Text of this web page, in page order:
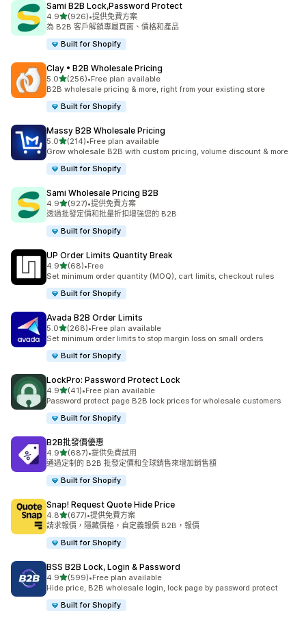
Sami B2B Lock,Password Protect
4.9滿分 5 顆星
(926)
共有 926 則評價
•提供免費方案
為 B2B 客戶解鎖專屬頁面、價格和產品
Built for Shopify
Clay • B2B Wholesale Pricing
5.0滿分 5 顆星
(256)
共有 256 則評價
•Free plan available
B2B wholesale pricing & more, right from your existing store
Built for Shopify
Massy B2B Wholesale Pricing
5.0滿分 5 顆星
(214)
共有 214 則評價
•Free plan available
Grow wholesale B2B with custom pricing, volume discount & more
Built for Shopify
Sami Wholesale Pricing B2B
4.9滿分 5 顆星
(927)
共有 927 則評價
•提供免費方案
透過批發定價和批量折扣增強您的 B2B
Built for Shopify
UP Order Limits Quantity Break
4.9滿分 5 顆星
(68)
共有 68 則評價
•Free
Set minimum order quantity (MOQ), cart limits, checkout rules
Built for Shopify
Avada B2B Order Limits
5.0滿分 5 顆星
(268)
共有 268 則評價
•Free plan available
Set minimum order limits to stop margin loss on small orders
Built for Shopify
LockPro: Password Protect Lock
4.9滿分 5 顆星
(41)
共有 41 則評價
•Free plan available
Password protect page B2B lock prices for wholesale customers
Built for Shopify
B2B批發價優惠
4.9滿分 5 顆星
(687)
共有 687 則評價
•提供免費試用
通過定制的 B2B 批發定價和全球銷售來增加銷售額
Built for Shopify
Snap! Request Quote Hide Price
4.8滿分 5 顆星
(677)
共有 677 則評價
•提供免費方案
請求報價，隱藏價格，自定義報價 B2B，報價
Built for Shopify
BSS B2B Lock, Login & Password
4.9滿分 5 顆星
(599)
共有 599 則評價
•Free plan available
Hide price, B2B wholesale login, lock page by password protect
Built for Shopify